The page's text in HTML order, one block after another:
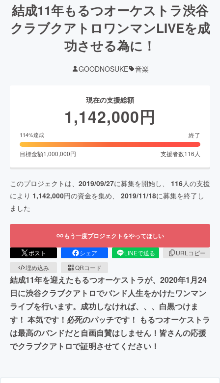
結成11年もるつオーケストラ渋谷
クラブクアトロワンマンLIVEを成
功させる為に！
GOODNOSUKE 音楽
現在の支援総額
1,142,000円
114%達成 終了
目標金額1,000,000円 支援者数116 人
このプロジェクトは、 2019/09/27に募集を開始し、 116人の支援
により 1,142,000円の資金を集め、 2019/11/18に募集を終了し
ました
もう一度プロジェクトをやってほしい
ポスト シェア LINEで送る
URLコピー
埋め込み
QRコード
結成11年を迎えたもるつオーケストラが、2020年1月24
日に渋谷クラブクアトロでバンド人生をかけたワンマン
ライブを行います。成功しなければ、、、白黒つけま
す！ 本気です！必死のパッチです！ もるつオーケストラ
は最高のバンドだと自画自賛はしません！皆さんの応援
でクラブクアトロで証明させてください！